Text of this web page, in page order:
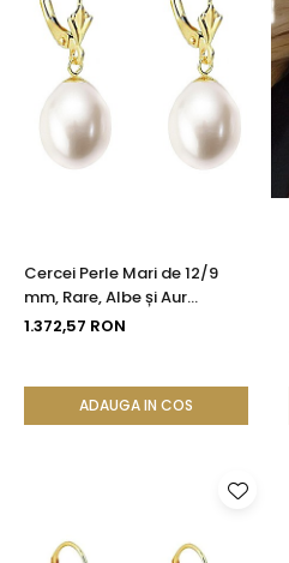
Cercei Perle Mari de 12/9
mm, Rare, Albe și Aur
Galben 14K, Forma Lacrimă |
1.372,57 RON
ADAUGA IN COS